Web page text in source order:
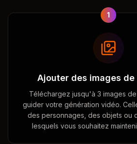
1
Ajouter des images
Téléchargez jusqu'à 3 images
guider votre génération vidéo.
des personnages, des objets ou
lesquels vous souhaitez